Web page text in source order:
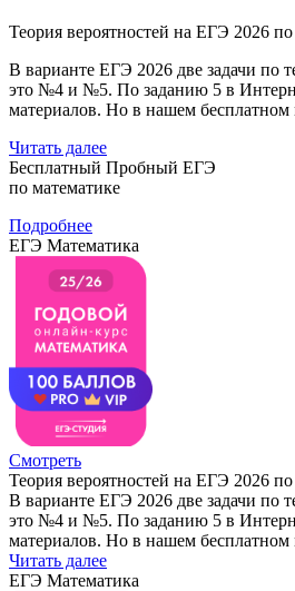
Теория вероятностей на ЕГЭ 2026
В варианте ЕГЭ 2026 две задачи по
это №4 и №5. По заданию 5 в
материалов. Но в нашем бесплатном
Читать далее
Бесплатный Пробный ЕГЭ
по математике
Подробнее
ЕГЭ Математика
Смотреть
Теория вероятностей на ЕГЭ 2026
В варианте ЕГЭ 2026 две задачи по
это №4 и №5. По заданию 5 в
материалов. Но в нашем бесплатном
Читать далее
ЕГЭ Математика